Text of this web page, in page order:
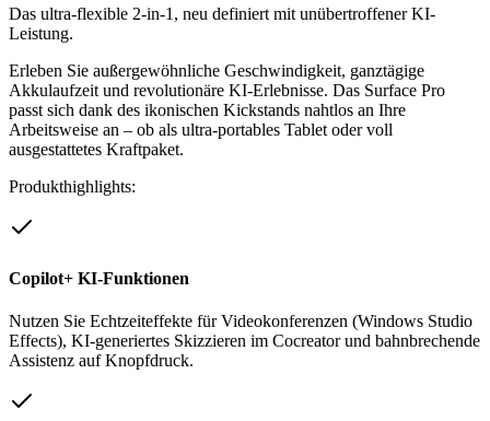
Das ultra-flexible 2-in-1, neu definiert mit unübertroffener KI-
Leistung.
Erleben Sie außergewöhnliche Geschwindigkeit, ganztägige
Akkulaufzeit und revolutionäre KI-Erlebnisse. Das Surface Pro
passt sich dank des ikonischen Kickstands nahtlos an Ihre
Arbeitsweise an – ob als ultra-portables Tablet oder voll
ausgestattetes Kraftpaket.
Produkthighlights:
Copilot+ KI-Funktionen
Nutzen Sie Echtzeiteffekte für Videokonferenzen (Windows Studio
Effects), KI-generiertes Skizzieren im Cocreator und bahnbrechende
Assistenz auf Knopfdruck.